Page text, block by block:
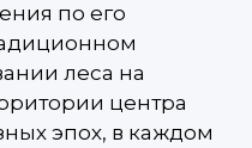
по его
леса на
центра
эпох, в каждом